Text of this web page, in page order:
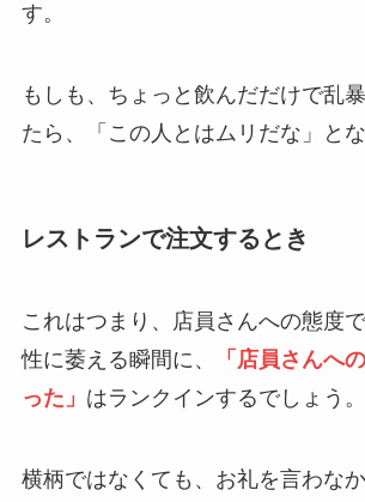
す。
もしも、ちょっと飲んだだけで乱
たら、「この人とはムリだな」とな
レストランで注文するとき
これはつまり、店員さんへの態度
性に萎える瞬間に、
「店員さんへ
った」 はランクインするでしょう。
横柄ではなくても、お礼を言わな